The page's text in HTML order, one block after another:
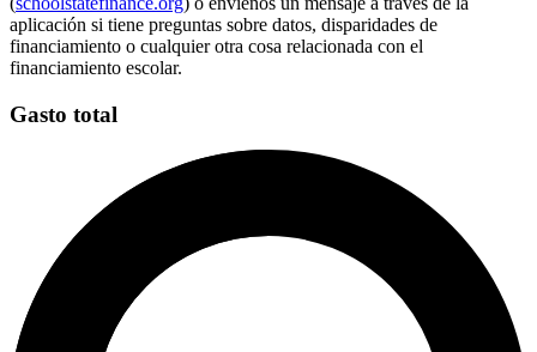
aplicación si tiene preguntas sobre datos, disparidades de
financiamiento o cualquier otra cosa relacionada con el
financiamiento escolar.
Gasto total